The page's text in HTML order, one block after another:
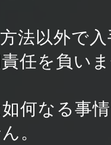
方法以外で
任を負い
如何なる事
。